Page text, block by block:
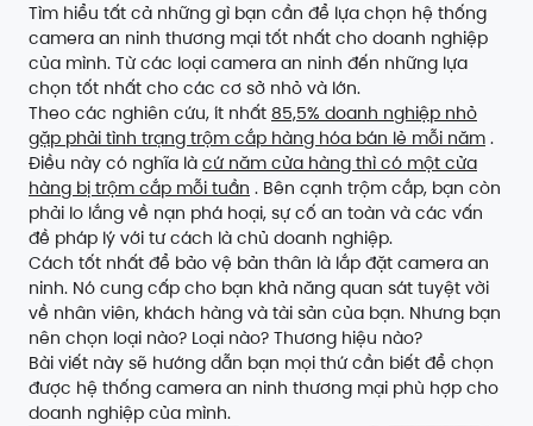
Tìm hiểu tất cả những gì bạn cần để lựa chọn hệ thống
camera an ninh thương mại tốt nhất cho doanh nghiệp
của mình. Từ các loại camera an ninh đến những lựa
chọn tốt nhất cho các cơ sở nhỏ và lớn.
Theo các nghiên cứu, ít nhất 85,5% doanh nghiệp nhỏ
gặp phải tình trạng trộm cắp hàng hóa bán lẻ mỗi năm .
Điều này có nghĩa là cứ năm cửa hàng thì có một cửa
hàng bị trộm cắp mỗi tuần . Bên cạnh trộm cắp, bạn còn
phải lo lắng về nạn phá hoại, sự cố an toàn và các vấn
đề pháp lý với tư cách là chủ doanh nghiệp.
Cách tốt nhất để bảo vệ bản thân là lắp đặt camera an
ninh. Nó cung cấp cho bạn khả năng quan sát tuyệt vời
về nhân viên, khách hàng và tài sản của bạn. Nhưng bạn
nên chọn loại nào? Loại nào? Thương hiệu nào?
Bài viết này sẽ hướng dẫn bạn mọi thứ cần biết để chọn
được hệ thống camera an ninh thương mại phù hợp cho
doanh nghiệp của mình.